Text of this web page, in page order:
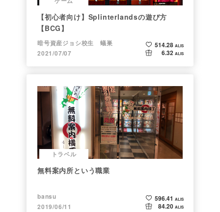
【初心者向け】Splinterlandsの遊び方
【BCG】
暗号資産ジョシ校生 蟻巣
2021/07/07
514.28 ALIS
6.32 ALIS
トラベル
無料案内所という職業
bansu
2019/06/11
596.41 ALIS
84.20 ALIS